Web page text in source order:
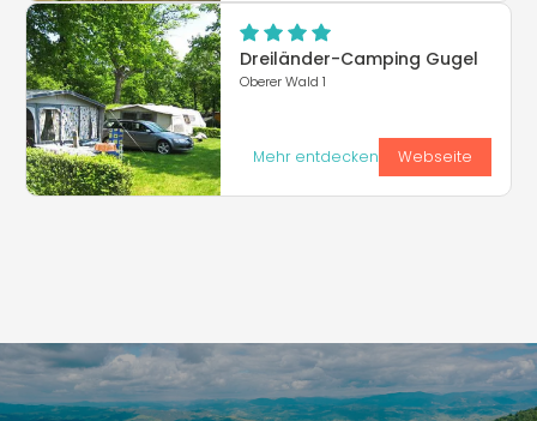
Dreiländer-Camping Gugel
Oberer Wald 1
Mehr entdecken Webseite